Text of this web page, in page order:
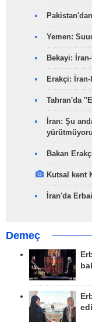
Yemen:
Bekayi:
Erakçi:
Tahran'da
İran: Şu
Bakan
Kutsal kent
İran'da
Demeç